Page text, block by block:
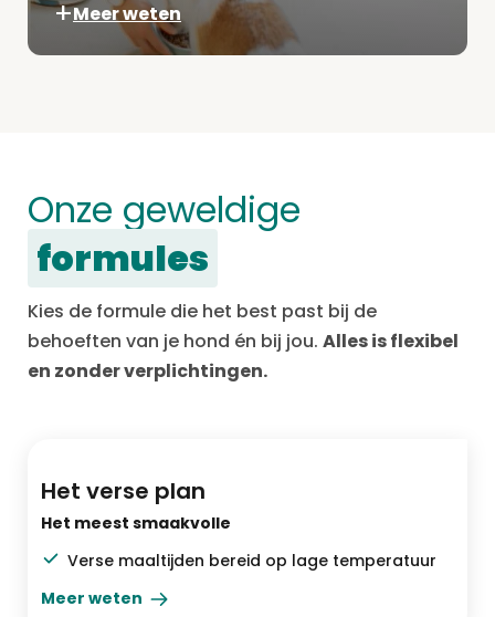
Meer weten
Onze geweldige
formules
Kies de formule die het best past bij de
behoeften van je hond én bij jou. Alles is flexibel
en zonder verplichtingen.
Het allerbeste
Het verse plan
Het meest smaakvolle
Verse maaltijden bereid op lage temperatuur
Meer weten